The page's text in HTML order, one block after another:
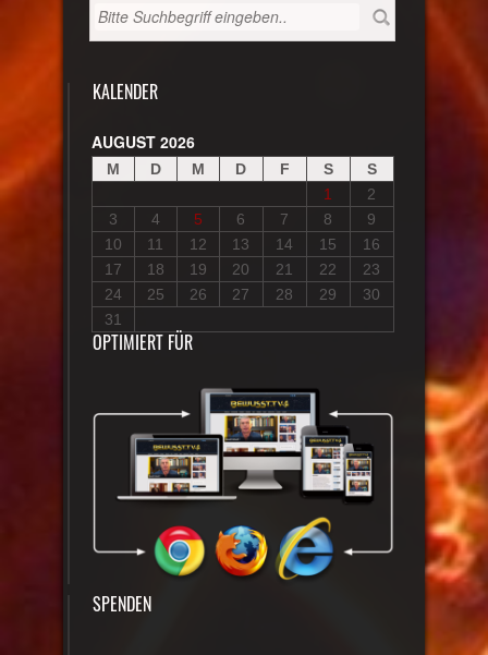
KALENDER
AUGUST 2026
M D M D F S
S
1
2
3
4 5 6 7 8
9
10
11 12 13 14 15
16
17
18 19 20 21 22
23
24
25 26 27 28 29
30
31
OPTIMIERT FÜR
SPENDEN